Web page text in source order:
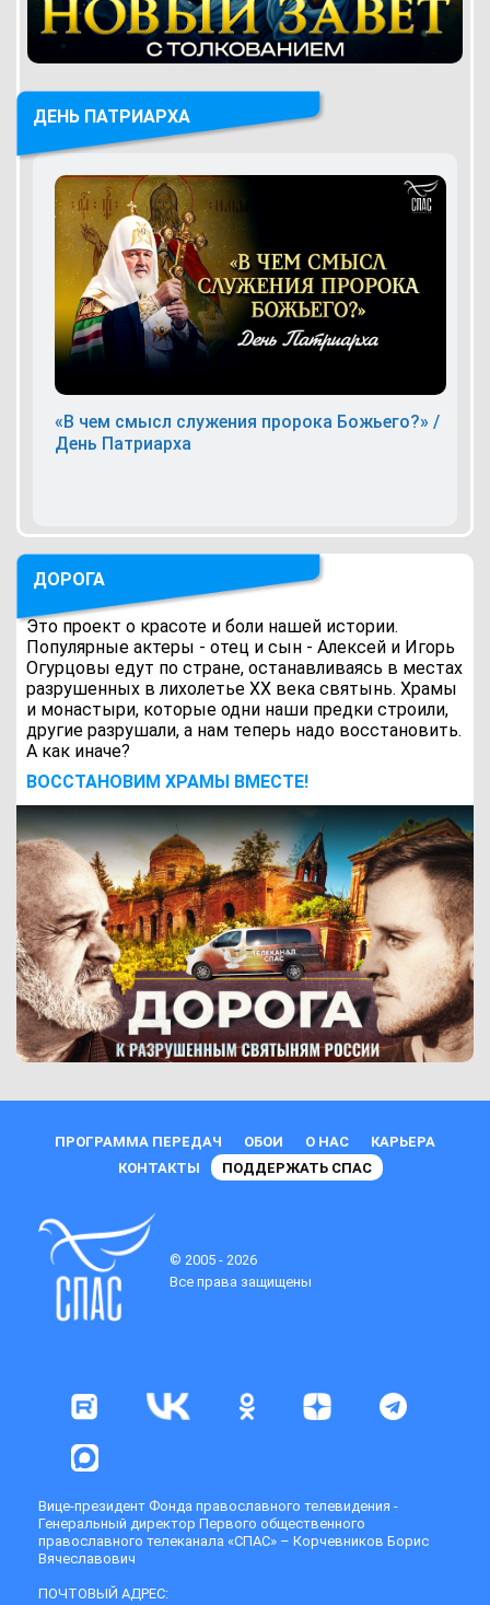
ДЕНЬ ПАТРИАРХА
«В чем смысл служения пророка Божьего?» /
День Патриарха
ДОРОГА
Это проект о красоте и боли нашей истории.
Популярные актеры - отец и сын - Алексей и Игорь
Огурцовы едут по стране, останавливаясь в местах
разрушенных в лихолетье ХХ века святынь. Храмы
и монастыри, которые одни наши предки строили,
другие разрушали, а нам теперь надо восстановить.
А как иначе?
ВОCСТАНОВИМ ХРАМЫ ВМЕСТЕ!
ПРОГРАММА ПЕРЕДАЧ ОБОИ О НАС
КАРЬЕРА
КОНТАКТЫ
ПОДДЕРЖАТЬ СПАС
© 2005 - 2026
Все права защищены
Вице-президент Фонда православного телевидения -
Генеральный директор Первого общественного
православного телеканала «СПАС» – Корчевников Борис
Вячеславович
ПОЧТОВЫЙ АДРЕС: